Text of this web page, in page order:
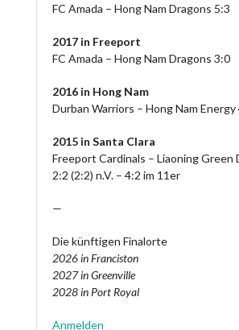
FC Amada – Hong Nam Dragons 5:3
2017 in Freeport
FC Amada – Hong Nam Dragons 3:0
2016 in Hong Nam
Durban Warriors – Hong Nam Energy
2015 in Santa Clara
Freeport Cardinals – Liaoning Green
2:2 (2:2) n.V. – 4:2 im 11er
—
Die künftigen Finalorte
2026 in Franciston
2027 in Greenville
2028 in Port Royal
Anmelden